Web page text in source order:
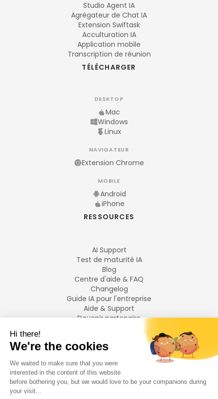
Studio Agent IA
Agrégateur de Chat IA
Extension Swiftask
Acculturation IA
Application mobile
Transcription de réunion
TÉLÉCHARGER
DESKTOP
Mac
Windows
Linux
NAVIGATEUR
Extension Chrome
MOBILE
Android
iPhone
RESSOURCES
AI Support
Test de maturité IA
Blog
Centre d'aide & FAQ
Changelog
Guide IA pour l'entreprise
Aide & Support
Devenir partenaire
LANGUES
Français
English